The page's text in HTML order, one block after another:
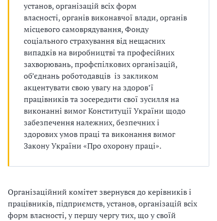
установ, організацій всіх форм
власності, органів виконавчої влади, органів
місцевого самоврядування, Фонду
соціального страхування від нещасних
випадків на виробництві та професійних
захворювань, профспілкових організацій,
об’єднань роботодавців із закликом
акцентувати свою увагу на здоров’ї
працівників та зосередити свої зусилля на
виконанні вимог Конституції України щодо
забезпечення належних, безпечних і
здорових умов праці та виконання вимог
Закону України «Про охорону праці».
Організаційний комітет звернувся до керівників і
працівників, підприємств, установ, організацій всіх
форм власності, у першу чергу тих, що у своїй
у
б
л